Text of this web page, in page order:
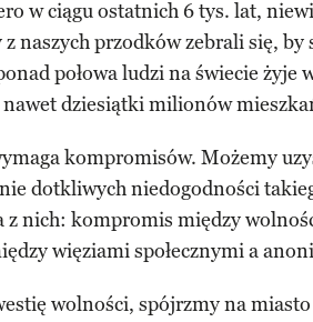
w ciągu ostatnich 6 tys. lat,
naszych przodków zebrali się, by
połowa ludzi na świecie żyje
dziesiątki milionów
kompromisów. Możemy
dotkliwych niedogodności
z nich: kompromis między
więziami społecznymi a
wolności, spójrzmy na